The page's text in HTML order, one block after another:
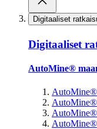
Digitaaliset
Digitaaliset
AutoMine®
AutoMine®